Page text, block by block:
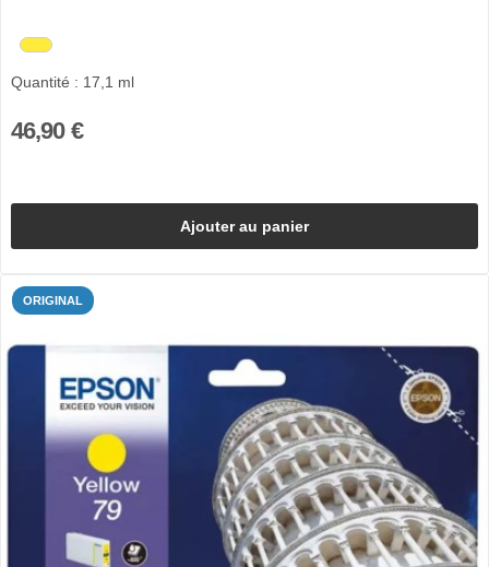
Quantité : 17,1 ml
46,90 €
Ajouter au panier
ORIGINAL